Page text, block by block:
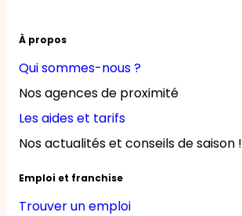
À propos
Qui sommes-nous ?
Nos agences de proximité
Les aides et tarifs
Nos actualités et conseils de saison !
Emploi et franchise
Trouver un emploi